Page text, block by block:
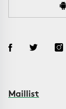
Maillist